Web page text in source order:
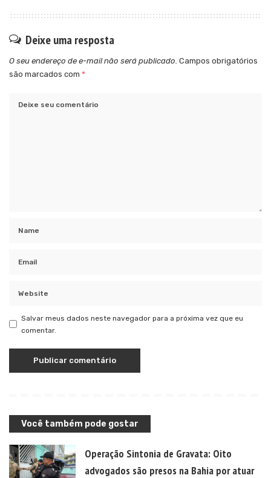
Deixe uma resposta
O seu endereço de e-mail não será publicado. Campos obrigatórios
são marcados com *
Salvar meus dados neste navegador para a próxima vez que eu
comentar.
Você também pode gostar
Operação Sintonia de Gravata: Oito
advogados são presos na Bahia por atuar